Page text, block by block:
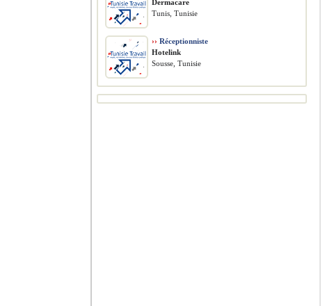
Dermacare
Tunis, Tunisie
›› Réceptionniste
Hotelink
Sousse, Tunisie